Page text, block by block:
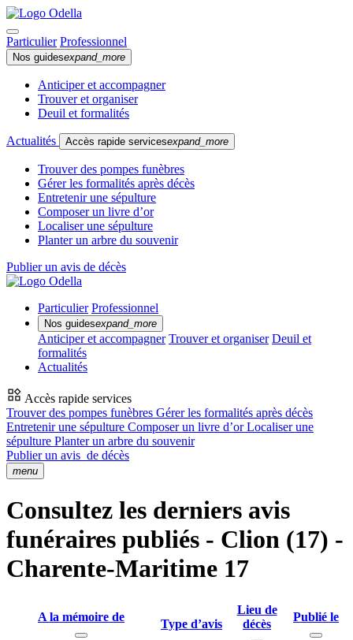
Particulier Professionnel
Nos guidesexpand_more
Anticiper et accompagner
Trouver et organiser
Deuil et formalités
Actualités Accès rapide servicesexpand_more
Trouver des pompes funèbres
Gérer les formalités après décès
Entretenir une sépulture
Composer un livre d’or
Localiser une sépulture
Planter un arbre du souvenir
Publier un avis de décès
Particulier Professionnel
Nos guidesexpand_more
Anticiper et accompagner Trouver et organiser Deuil et
formalités
Actualités
Accès rapide services
Trouver des pompes funèbres Gérer les formalités après décès
Entretenir une sépulture Composer un livre d’orLocaliser une
sépulture Planter un arbre du souvenir
Publier un avis de décès
menu
Consultez les derniers avis
funéraires publiés - Clion (17) -
Charente-Maritime 17
A la mémoire de
Type d’avis
Lieu de
décès
Publié le